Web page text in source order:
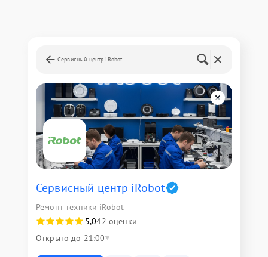
Сервисный центр iRobot
Сервисный центр iRobot
Ремонт техники iRobot
5,042 оценки
Открыто до 21:00